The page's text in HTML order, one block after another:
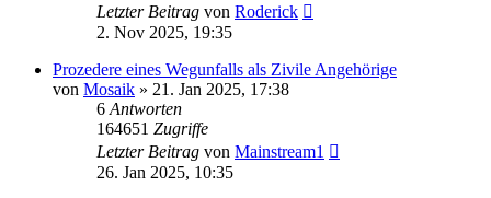
Letzter Beitrag von Roderick
2. Nov 2025, 19:35
Prozedere eines Wegunfalls als Zivile Angehörige
von Mosaik » 21. Jan 2025, 17:38
6 Antworten
164651 Zugriffe
Letzter Beitrag von Mainstream1
26. Jan 2025, 10:35